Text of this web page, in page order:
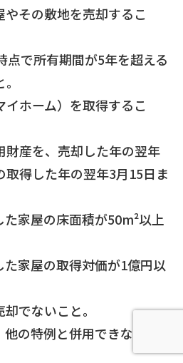
その敷地を売却するこ
点で所有期間が5年を超える
ホーム）を取得するこ
財産を、売却した年の翌年
得した年の翌年3月15日ま
家屋の床面積が50m²以上
た家屋の取得対価が1億円以
でないこと。
の特例と併用できない場